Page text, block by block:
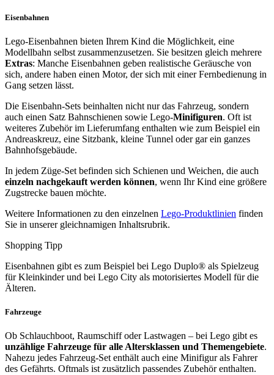
Eisenbahnen
Lego-Eisenbahnen bieten Ihrem Kind die Möglichkeit, eine
Modellbahn selbst zusammenzusetzen. Sie besitzen gleich mehrere
Extras: Manche Eisenbahnen geben realistische Geräusche von
sich, andere haben einen Motor, der sich mit einer Fernbedienung in
Gang setzen lässt.
Die Eisenbahn-Sets beinhalten nicht nur das Fahrzeug, sondern
auch einen Satz Bahnschienen sowie Lego-Minifiguren. Oft ist
weiteres Zubehör im Lieferumfang enthalten wie zum Beispiel ein
Andreaskreuz, eine Sitzbank, kleine Tunnel oder gar ein ganzes
Bahnhofsgebäude.
In jedem Züge-Set befinden sich Schienen und Weichen, die auch
einzeln nachgekauft werden können, wenn Ihr Kind eine größere
Zugstrecke bauen möchte.
Weitere Informationen zu den einzelnen Lego-Produktlinien finden
Sie in unserer gleichnamigen Inhaltsrubrik.
Shopping Tipp
Eisenbahnen gibt es zum Beispiel bei Lego Duplo® als Spielzeug
für Kleinkinder und bei Lego City als motorisiertes Modell für die
Älteren.
Fahrzeuge
Ob Schlauchboot, Raumschiff oder Lastwagen – bei Lego gibt es
unzählige Fahrzeuge für alle Altersklassen und Themengebiete.
Nahezu jedes Fahrzeug-Set enthält auch eine Minifigur als Fahrer
des Gefährts. Oftmals ist zusätzlich passendes Zubehör enthalten.